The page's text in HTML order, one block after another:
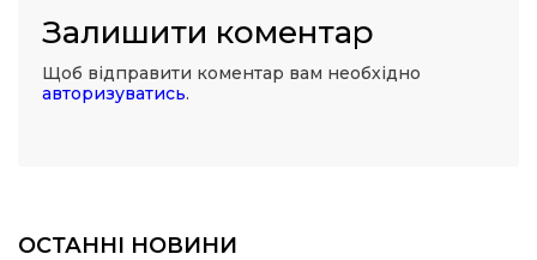
Залишити коментар
Щоб відправити коментар вам необхідно
авторизуватись.
ОСТАННІ НОВИНИ